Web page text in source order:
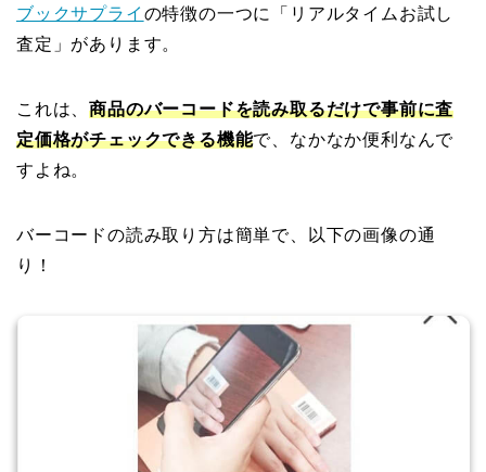
ブックサプライ の特徴の一つに「リアルタイムお試し
査定」があります。
これは、商品のバーコードを読み取るだけで事前に査
定価格がチェックできる機能で、なかなか便利なんで
すよね。
バーコードの読み取り方は簡単で、以下の画像の通
り！